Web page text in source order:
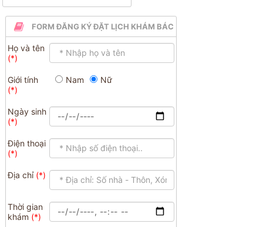
FORM ĐĂNG KÝ ĐẶT LỊCH KHÁM BÁC
SĨ LƯU THỊ KIM OANH
Họ và tên
Giới tính Nam Nữ
Ngày sinh
Điện thoại
Địa chỉ
Thời gian
khám